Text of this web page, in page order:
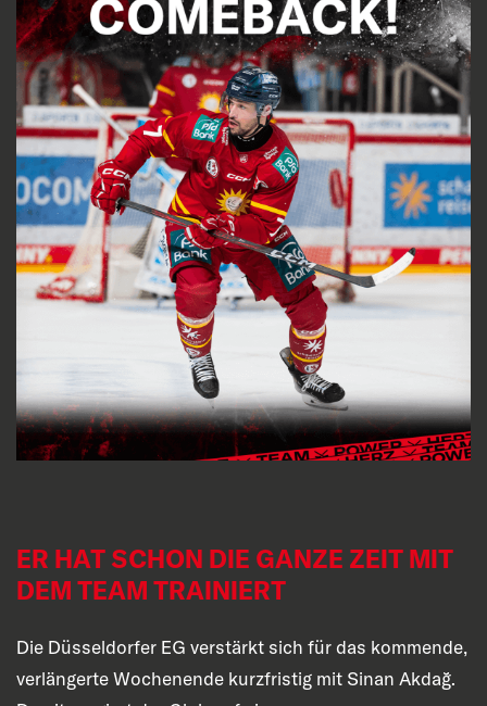
ER HAT SCHON DIE GANZE ZEIT MIT
DEM TEAM TRAINIERT
Die Düsseldorfer EG verstärkt sich für das kommende,
verlängerte Wochenende kurzfristig mit Sinan Akdağ.